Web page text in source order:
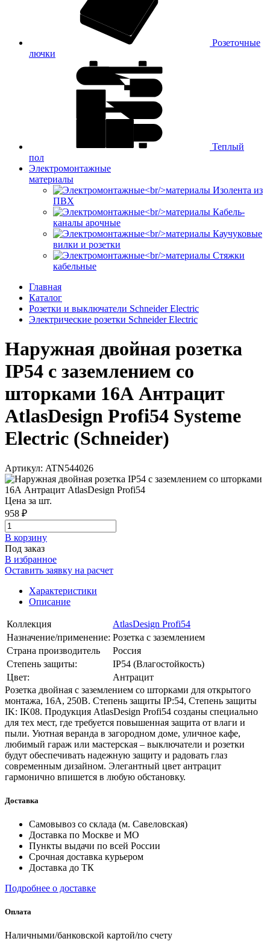
Розеточные
лючки
Теплый
пол
Электромонтажные
материалы
Изолента из
ПВХ
Кабель-
каналы арочные
Каучуковые
вилки и розетки
Стяжки
кабельные
Главная
Каталог
Розетки и выключатели Schneider Electric
Электрические розетки Schneider Electric
Наружная двойная розетка
IP54 с заземлением со
шторками 16А Антрацит
AtlasDesign Profi54 Systeme
Electric (Schneider)
Артикул: ATN544026
Цена за шт.
958 ₽
В корзинy
Под заказ
В избранное
Оставить заявку на расчет
Характеристики
Описание
Коллекция
AtlasDesign Profi54
Назначение/применение: Розетка с заземлением
Страна производитель
Россия
Степень защиты:
IP54 (Влагостойкость)
Цвет:
Антрацит
Розетка двойная с заземлением со шторками для открытого
монтажа, 16А, 250В. Степень защиты IP:54, Степень защиты
IK: IK08. Продукция AtlasDesign Profi54 созданы специально
для тех мест, где требуется повышенная защита от влаги и
пыли. Уютная веранда в загородном доме, уличное кафе,
любимый гараж или мастерская – выключатели и розетки
будут обеспечивать надежную защиту и радовать глаз
современным дизайном. Элегантный цвет антрацит
гармонично впишется в любую обстановку.
Доставка
Самовывоз со склада (м. Савеловская)
Доставка по Москве и МО
Пункты выдачи по всей России
Срочная доставка курьером
Доставка до ТК
Подробнее о доставке
Оплата
Наличными/банковской картой/по счету